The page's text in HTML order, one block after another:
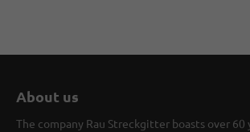
About us
The company Rau Streckgitter boasts over 60